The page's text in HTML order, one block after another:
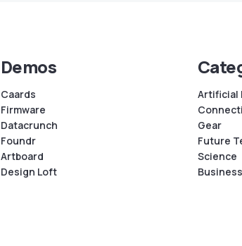
Demos
Caards
Firmware
Datacrunch
Foundr
Artboard
Design Loft
Artificial
Gear
Future
Science